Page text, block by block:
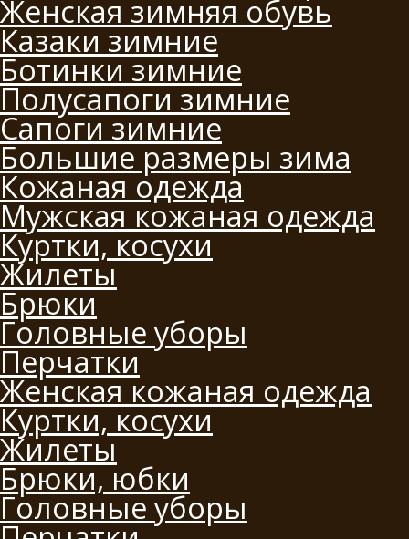
Женская зимняя обувь
Казаки зимние
Ботинки зимние
Полусапоги зимние
Сапоги зимние
Большие размеры зима
Кожаная одежда
Мужская кожаная одежда
Куртки, косухи
Жилеты
Брюки
Головные уборы
Перчатки
Женская кожаная одежда
Куртки, косухи
Жилеты
Брюки, юбки
Головные уборы